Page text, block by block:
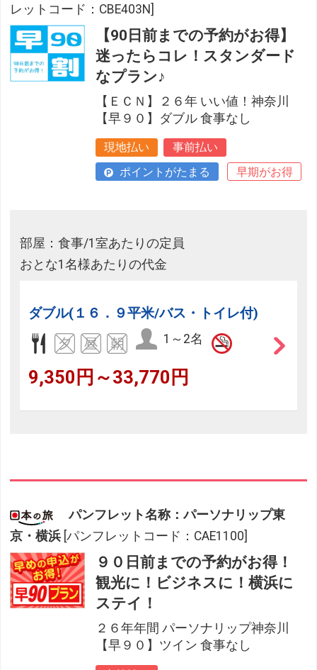
レットコード：CBE403N]
【90日前までの予約がお得】
迷ったらコレ！スタンダード
なプラン♪
【ＥＣＮ】２６年 いい値！神奈川
【早９０】ダブル 食事なし
現地払い
事前払い
ポイントがたまる
早期がお得
部屋：食事/1室あたりの定員
おとな1名様あたりの代金
ダブル(１６．９平米/バス・トイレ付)
1～2名
9,350円～33,770円
パンフレット名称：パーソナリップ東
京・横浜 [パンフレットコード：CAE1100]
９０日前までの予約がお得！
観光に！ビジネスに！横浜に
ステイ！
２６年年間 パーソナリップ神奈川
【早９０】ツイン 食事なし